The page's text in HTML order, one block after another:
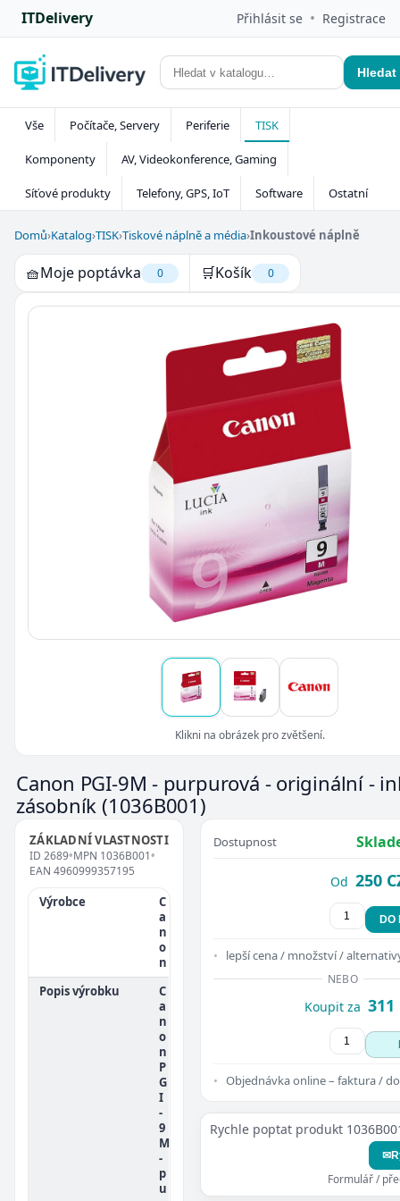
ITDelivery Přihlásit se • Registrace
Hledat
Vše Počítače, Servery Periferie TISK
Komponenty AV, Videokonference, Gaming
Síťové produkty Telefony, GPS, IoT Software Ostatní
Domů›Katalog›TISK›Tiskové náplně a média›Inkoustové náplně
🧺Moje poptávka 0 🛒Košík 0
Klikni na obrázek pro zvětšení.
Canon PGI-9M - purpurová - originální -
zásobník(1036B001)
ZÁKLADNÍ VLASTNOSTI
ID 2689•MPN 1036B001•
EAN 4960999357195
Výrobce
C
a
n
o
n
Popis výrobku
C
a
n
o
n
P
G
I
-
9
M
-
p
u
Dostupnost
Od 250
DO
lepší cena / množství /
NEBO
Koupit za 311
Objednávka online – faktura /
Rychle poptat produkt
✉
Formulář /